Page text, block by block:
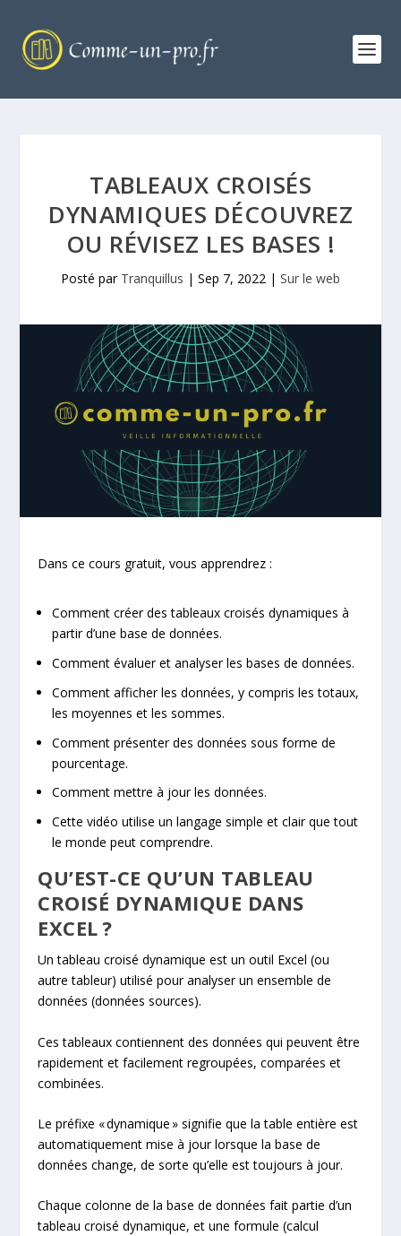
TABLEAUX CROISÉS
DYNAMIQUES DÉCOUVREZ
OU RÉVISEZ LES BASES !
Posté par Tranquillus | Sep 7, 2022 | Sur le web
Dans ce cours gratuit, vous apprendrez :
Comment créer des tableaux croisés dynamiques à
partir d’une base de données.
Comment évaluer et analyser les bases de données.
Comment afficher les données, y compris les totaux,
les moyennes et les sommes.
Comment présenter des données sous forme de
pourcentage.
Comment mettre à jour les données.
Cette vidéo utilise un langage simple et clair que tout
le monde peut comprendre.
QU’EST-CE QU’UN TABLEAU
CROISÉ DYNAMIQUE DANS
EXCEL ?
Un tableau croisé dynamique est un outil Excel (ou
autre tableur) utilisé pour analyser un ensemble de
données (données sources).
Ces tableaux contiennent des données qui peuvent être
rapidement et facilement regroupées, comparées et
combinées.
Le préfixe « dynamique » signifie que la table entière est
automatiquement mise à jour lorsque la base de
données change, de sorte qu’elle est toujours à jour.
Chaque colonne de la base de données fait partie d’un
tableau croisé dynamique, et une formule (calcul